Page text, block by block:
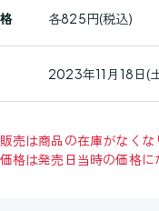
各825円(税込)
2023年11月18日(
売は商品の在庫がなくな
格は発売日当時の価格に